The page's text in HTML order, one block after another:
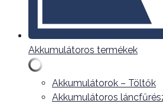
Akkumulátoros termékek
Akkumulátorok – Töltők
Akkumulátoros